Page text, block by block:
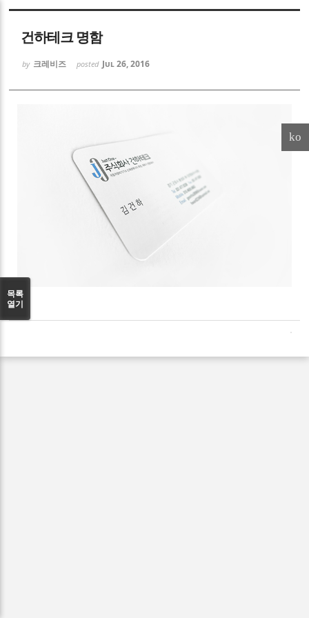
건하테크 명함
by 크레비즈 posted Jul 26, 2016
목록
열기
ko
Sketchbook5, 스케치북5
Sketchbook5, 스케치북5